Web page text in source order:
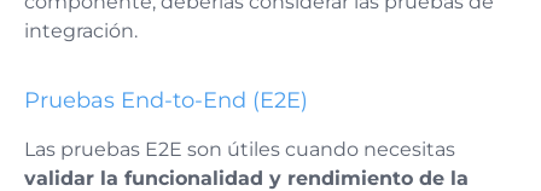
integración​​.
Pruebas End-to-End (E2E)
Las pruebas E2E son útiles cuando necesitas
validar la funcionalidad y rendimiento de la